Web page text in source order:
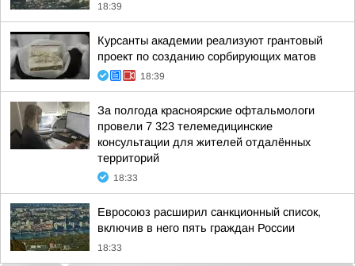
18:39
Курсанты академии реализуют грантовый
проект по созданию сорбирующих матов
18:39
За полгода красноярские офтальмологи
провели 7 323 телемедицинские
консультации для жителей отдалённых
территорий
18:33
Евросоюз расширил санкционный список,
включив в него пять граждан России
18:33